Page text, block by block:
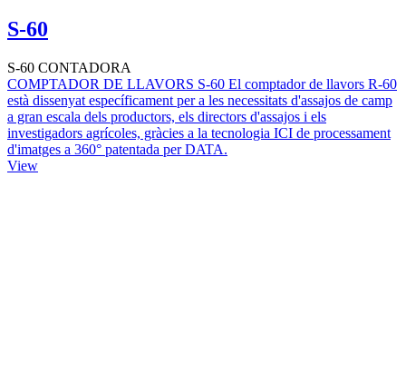
S-60
S-60 CONTADORA
COMPTADOR DE LLAVORS S-60 El comptador de llavors R-60
està dissenyat específicament per a les necessitats d'assajos de camp
a gran escala dels productors, els directors d'assajos i els
investigadors agrícoles, gràcies a la tecnologia ICI de processament
d'imatges a 360° patentada per DATA.
View